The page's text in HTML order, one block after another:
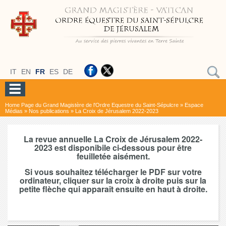
IT EN FR ES DE
Home Page du Grand Magistère de l'Ordre Equestre du Saint-Sépulcre » Espace
Médias » Nos publications » La Croix de Jérusalem 2022-2023
La revue annuelle La Croix de Jérusalem 2022-
2023 est disponibile ci-dessous pour être
feuilletée aisément.
Si vous souhaitez télécharger le PDF sur votre
ordinateur, cliquer sur la croix à droite puis sur la
petite flèche qui apparaît ensuite en haut à droite.